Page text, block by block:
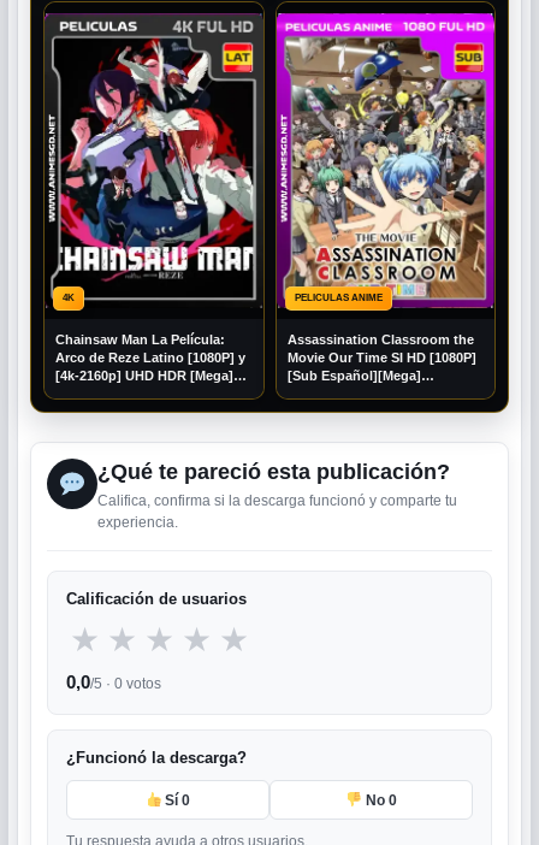
4K
Chainsaw Man La Película:
Arco de Reze Latino [1080P] y
[4k-2160p] UHD HDR [Mega]
PELICULAS ANIME
Assassination Classroom the
Movie Our Time SI HD [1080P]
[Sub Español][Mega]
¿Qué te pareció esta publicación?
Califica, confirma si la descarga funcionó y comparte tu
experiencia.
Calificación de usuarios
★ ★ ★ ★ ★
0,0/5 · 0 votos
¿Funcionó la descarga?
Sí0 No 0